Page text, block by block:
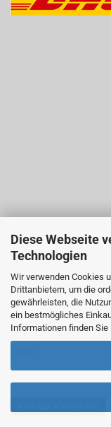
Diese Webseite
Technologien
Wir verwenden Cookies
Drittanbietern, um die
gewährleisten, die
ein bestmögliches
Informationen finden Sie